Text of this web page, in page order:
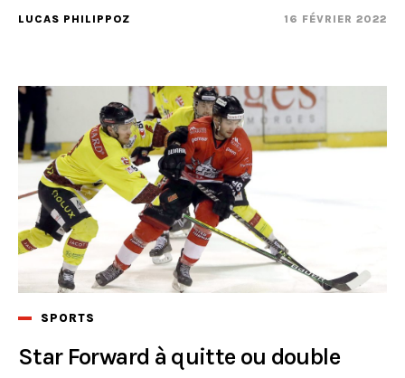
LUCAS PHILIPPOZ 16 FÉVRIER 2022
SPORTS
Star Forward à quitte ou double